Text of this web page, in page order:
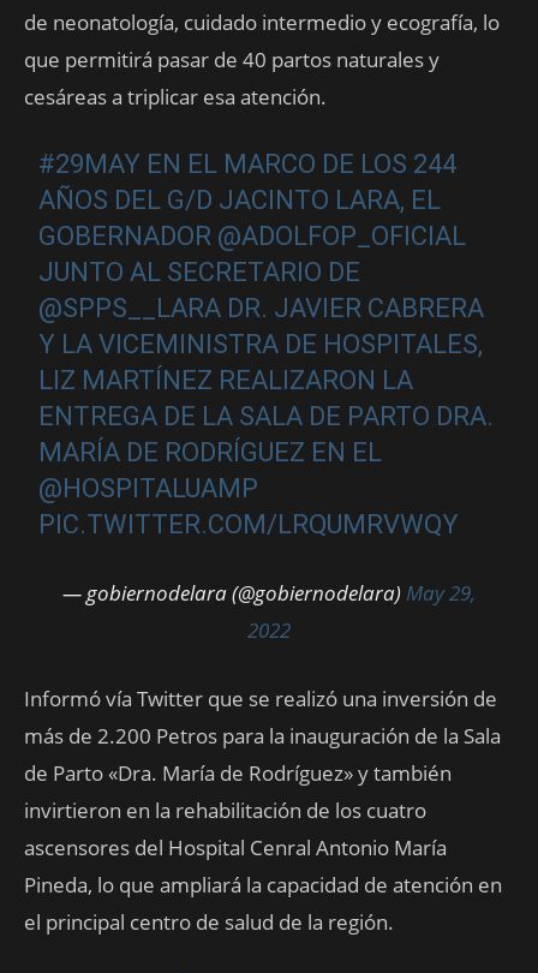
de neonatología, cuidado intermedio y ecografía, lo
que permitirá pasar de 40 partos naturales y
cesáreas a triplicar esa atención.
#29MAY EN EL MARCO DE LOS 244
AÑOS DEL G/D JACINTO LARA, EL
GOBERNADOR @ADOLFOP_OFICIAL
JUNTO AL SECRETARIO DE
@SPPS__LARA DR. JAVIER CABRERA
Y LA VICEMINISTRA DE HOSPITALES,
LIZ MARTÍNEZ REALIZARON LA
ENTREGA DE LA SALA DE PARTO DRA.
MARÍA DE RODRÍGUEZ EN EL
@HOSPITALUAMP
PIC.TWITTER.COM/LRQUMRVWQY
— gobiernodelara (@gobiernodelara) May 29,
2022
Informó vía Twitter que se realizó una inversión de
más de 2.200 Petros para la inauguración de la Sala
de Parto «Dra. María de Rodríguez» y también
invirtieron en la rehabilitación de los cuatro
ascensores del Hospital Cenral Antonio María
Pineda, lo que ampliará la capacidad de atención en
el principal centro de salud de la región.